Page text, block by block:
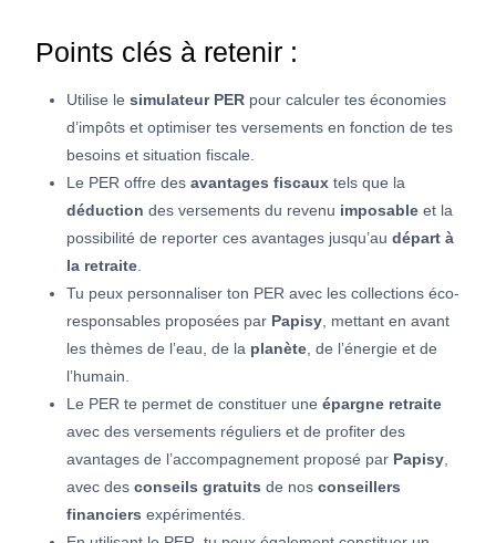
Points clés à retenir :
Utilise le simulateur PER pour calculer tes économies
d’impôts et optimiser tes versements en fonction de tes
besoins et situation fiscale.
Le PER offre des avantages fiscaux tels que la
déduction des versements du revenu imposable et la
possibilité de reporter ces avantages jusqu’au départ à
la retraite
Tu peux personnaliser ton PER avec les collections éco-
responsables proposées par Papisy , mettant en avant
les thèmes de l’eau, de la planète , de l’énergie et de
l’humain.
Le PER te permet de constituer une épargne retraite
avec des versements réguliers et de profiter des
avantages de l’accompagnement proposé par Papisy
avec des conseils gratuits de nos conseillers
financiers expérimentés.